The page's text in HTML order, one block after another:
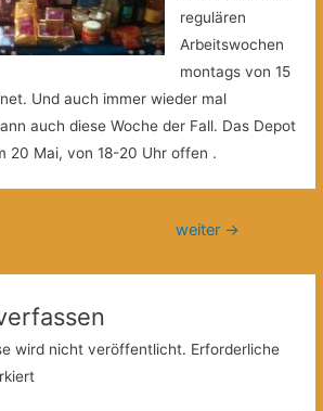
regulären
Arbeitswochen
montags von 15
Und auch immer wieder mal
auch diese Woche der Fall. Das Depot
20 Mai, von 18-20 Uhr offen .
weiter →
wird nicht veröffentlicht. Erforderliche